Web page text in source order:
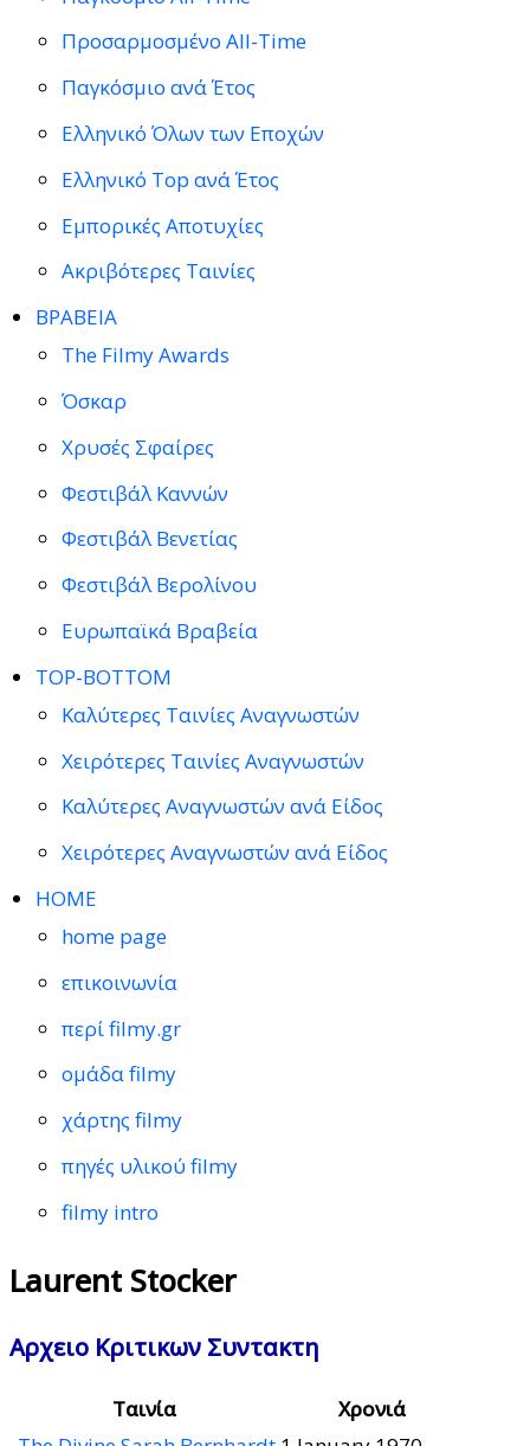
Προσαρμοσμένο All-Time
Παγκόσμιο ανά Έτος
Ελληνικό Όλων των Εποχών
Ελληνικό Top ανά Έτος
Εμπορικές Αποτυχίες
Ακριβότερες Ταινίες
ΒΡΑΒΕΙΑ
The Filmy Awards
Όσκαρ
Χρυσές Σφαίρες
Φεστιβάλ Καννών
Φεστιβάλ Βενετίας
Φεστιβάλ Βερολίνου
Ευρωπαϊκά Βραβεία
TOP-BOTTOM
Καλύτερες Ταινίες Αναγνωστών
Χειρότερες Ταινίες Αναγνωστών
Καλύτερες Αναγνωστών ανά Είδος
Χειρότερες Αναγνωστών ανά Είδος
HOME
home page
επικοινωνία
περί filmy.gr
ομάδα filmy
χάρτης filmy
πηγές υλικού filmy
filmy intro
Laurent Stocker
Αρχειο Κριτικων Συντακτη
Ταινία
Χρονιά